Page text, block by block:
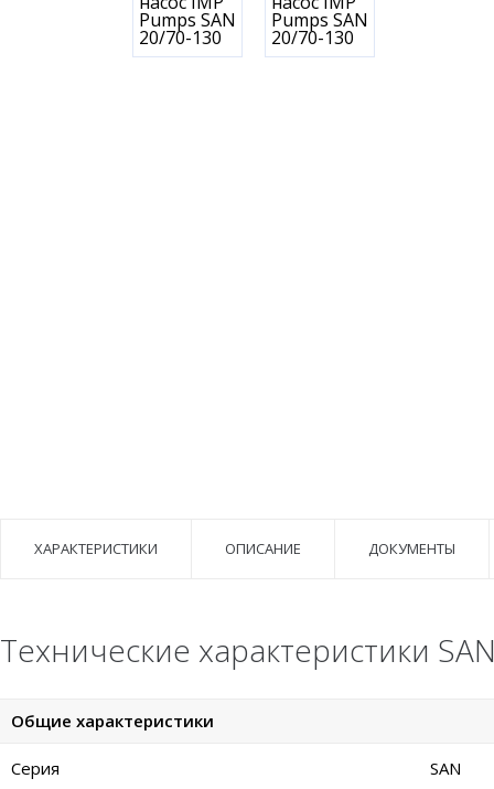
ХАРАКТЕРИСТИКИ ОПИСАНИЕ ДОКУМЕНТЫ
Технические характеристики
Общие характеристики
Серия SAN